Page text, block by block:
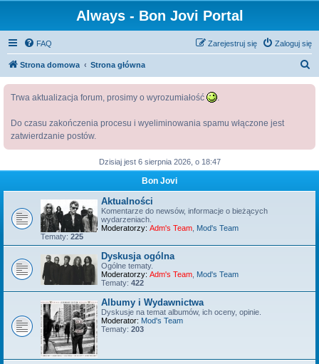
Always - Bon Jovi Portal
FAQ Zaloguj się
Zarejestruj się
Strona domowa Strona główna
j
Trwa aktualizacja forum, prosimy o wyrozumiałość .
Do czasu zakończenia procesu i wyeliminowania spamu włączone jest
zatwierdzanie postów.
Dzisiaj jest 6 sierpnia 2026, o 18:47
Bon Jovi
Aktualności
Komentarze do newsów, informacje o bieżących
wydarzeniach.
Moderatorzy: Adm's Team Mod's Team
Tematy: 225
Dyskusja ogólna
Ogólne tematy.
Moderatorzy: Adm's Team Mod's Team
Tematy: 422
Albumy i Wydawnictwa
Dyskusje na temat albumów, ich oceny, opinie.
Moderator: Mod's Team
Tematy: 203